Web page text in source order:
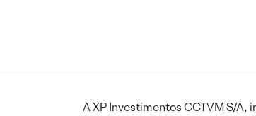
A XP Investimentos CCTVM S/